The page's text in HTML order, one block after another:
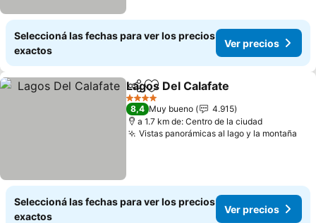
Seleccioná las fechas para ver los precios
exactos
Ver precios
CompartirAñadir a favoritos
Lagos Del Calafate
4 Estrellas
8,4 Muy bueno
4.915
a 1.7 km de: Centro de la ciudad
Vistas panorámicas al lago y la montaña
Seleccioná las fechas para ver los precios
exactos
Ver precios